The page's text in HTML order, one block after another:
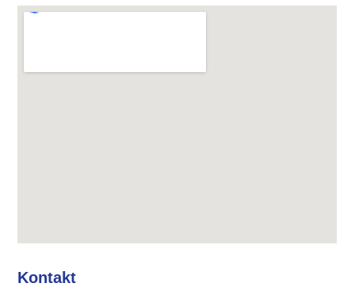
Kontakt